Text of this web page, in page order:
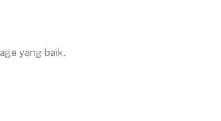
yang baik.